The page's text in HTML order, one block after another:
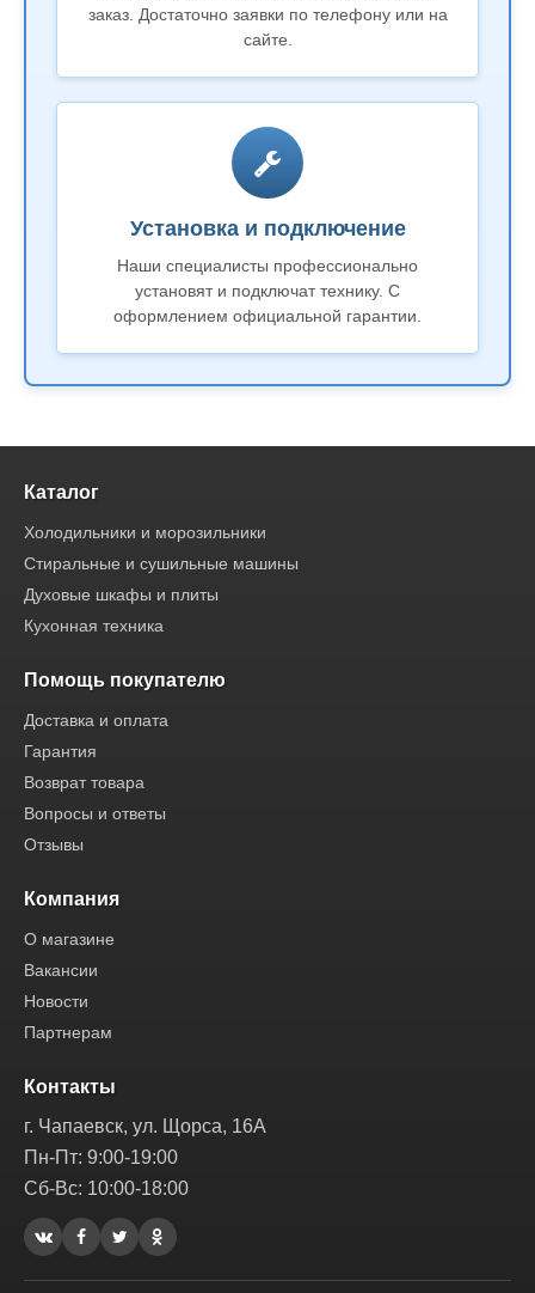
заказ. Достаточно заявки по телефону или на
сайте.
Установка и подключение
Наши специалисты профессионально
установят и подключат технику. С
оформлением официальной гарантии.
Каталог
Холодильники и морозильники
Стиральные и сушильные машины
Духовые шкафы и плиты
Кухонная техника
Помощь покупателю
Доставка и оплата
Гарантия
Возврат товара
Вопросы и ответы
Отзывы
Компания
О магазине
Вакансии
Новости
Партнерам
Контакты
г. Чапаевск, ул. Щорса, 16А
Пн-Пт: 9:00-19:00
Сб-Вс: 10:00-18:00